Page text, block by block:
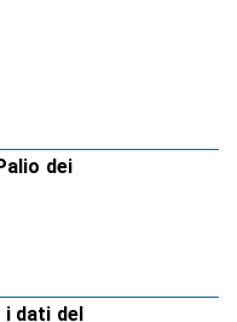
dei
dati del